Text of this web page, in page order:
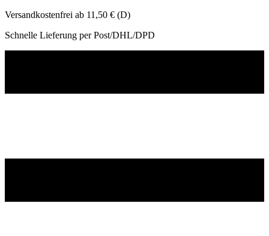
Versandkostenfrei ab 11,50 € (D)
Schnelle Lieferung per Post/DHL/DPD